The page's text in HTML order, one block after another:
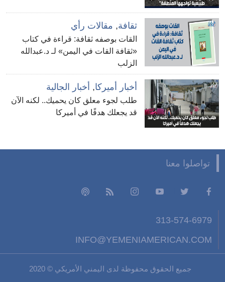
ثقافة, مقالات رأي
القات بوصفه ثقافة: قراءة في كتاب
«ثقافة القات في اليمن» لـ د.عبدالله
الزلب
أخبار أميركا, أخبار الجالية
طلب لجوء معلق كان يحميك.. لكنه الآن
قد يجعلك هدفًا في أميركا
تواصلوا معنا
313-574-6979
INFO@YEMENIAMERICAN.COM
جميع الحقوق محفوظة لدى اليمني الأمريكي © 2020